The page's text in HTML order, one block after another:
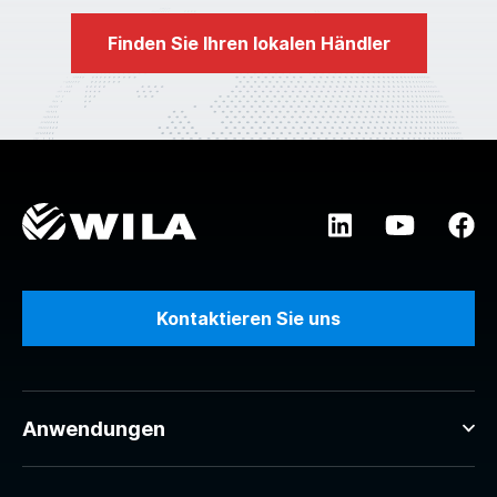
Finden Sie Ihren lokalen Händler
Kontaktieren Sie uns
Anwendungen